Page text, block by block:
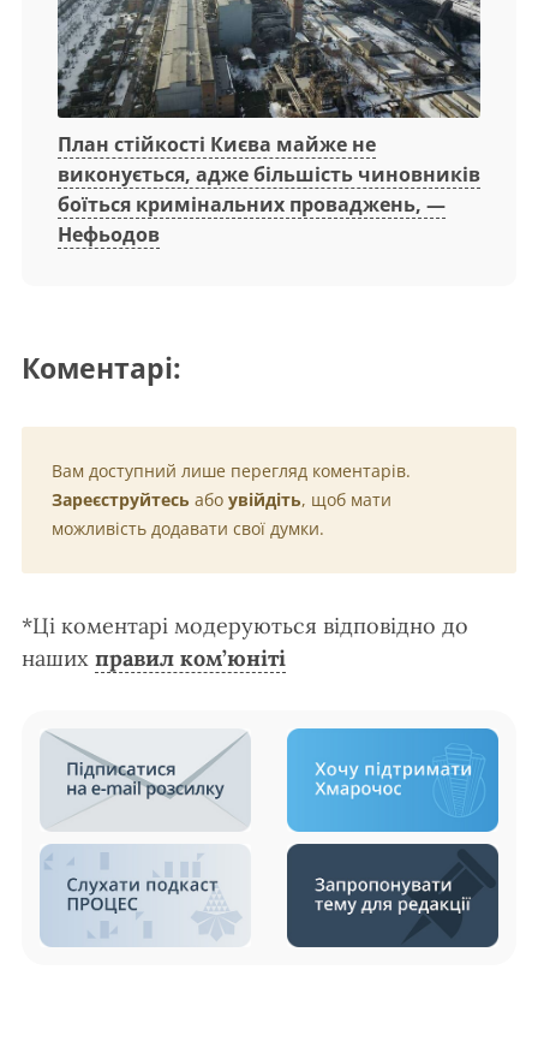
План стійкості Києва майже не
виконується, адже більшість чиновників
боїться кримінальних проваджень, —
Нефьодов
Коментарі:
Вам доступний лише перегляд коментарів.
Зареєструйтесь або увійдіть, щоб мати
можливість додавати свої думки.
*Ці коментарі модеруються відповідно до
наших правил ком’юніті